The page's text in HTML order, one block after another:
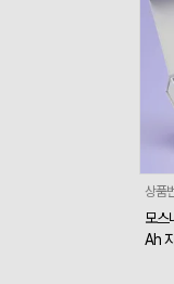
상품
모스
Ah